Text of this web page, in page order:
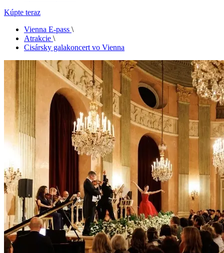
Kúpte teraz
Vienna E-pass \
Atrakcie \
Cisársky galakoncert vo Vienna